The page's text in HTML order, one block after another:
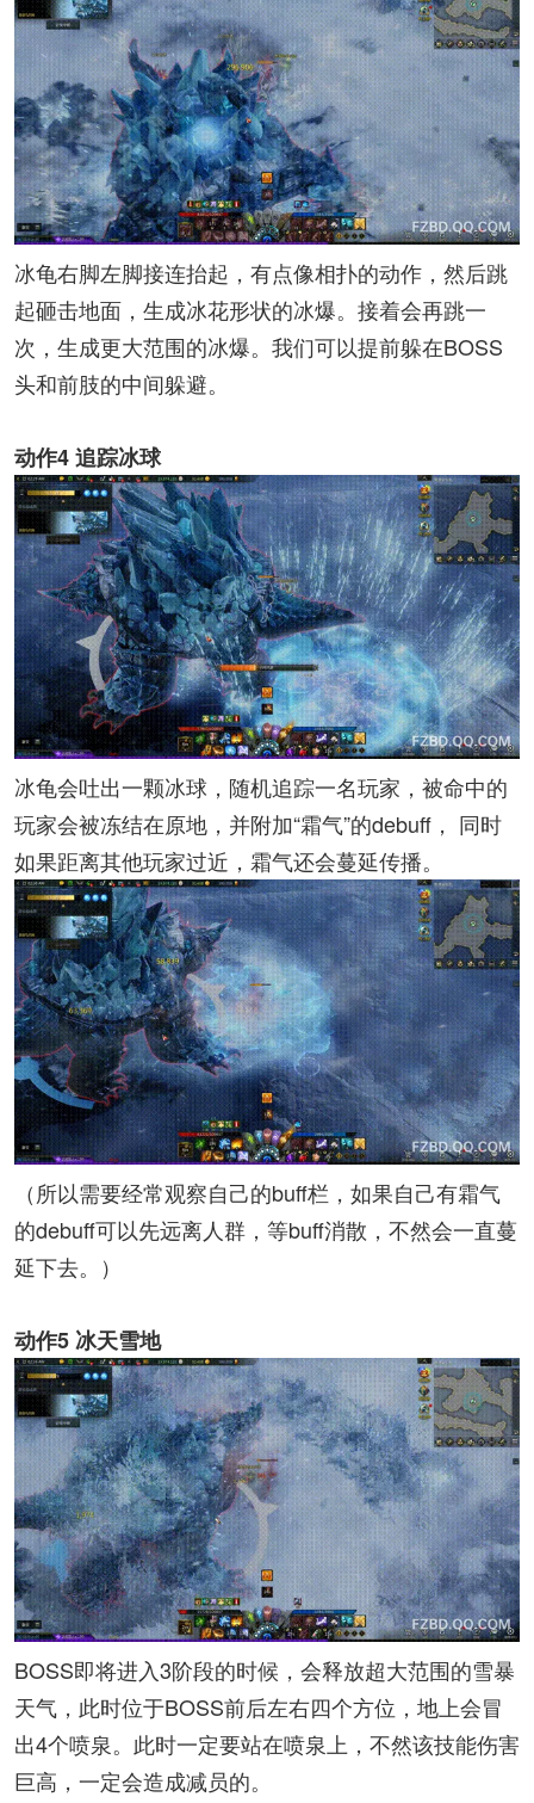
冰龟右脚左脚接连抬起，有点像相扑的动作，然后跳
起砸击地面，生成冰花形状的冰爆。接着会再跳一
次，生成更大范围的冰爆。我们可以提前躲在BOSS
头和前肢的中间躲避。
动作4 追踪冰球
冰龟会吐出一颗冰球，随机追踪一名玩家，被命中的
玩家会被冻结在原地，并附加“霜气”的debuff， 同时
如果距离其他玩家过近，霜气还会蔓延传播。
（所以需要经常观察自己的buff栏，如果自己有霜气
的debuff可以先远离人群，等buff消散，不然会一直蔓
延下去。）
动作5 冰天雪地
BOSS即将进入3阶段的时候，会释放超大范围的雪暴
天气，此时位于BOSS前后左右四个方位，地上会冒
出4个喷泉。此时一定要站在喷泉上，不然该技能伤害
巨高，一定会造成减员的。